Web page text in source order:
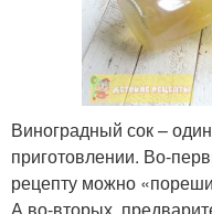
Виноградный сок –
приготовлении. Во-
рецепту можно
А во-вторых,